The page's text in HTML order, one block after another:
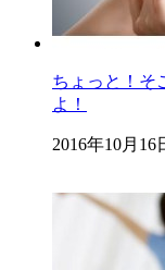
ちょっと！そ
よ！
2016年10月16